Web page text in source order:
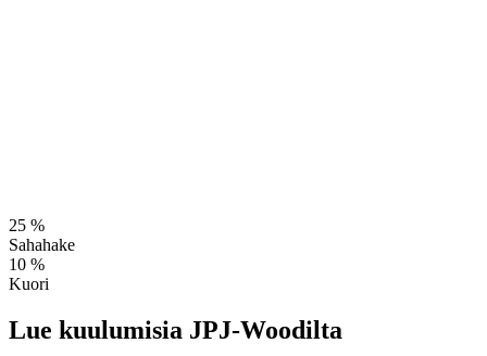
25 %
Sahahake
10 %
Kuori
Lue kuulumisia JPJ-Woodilta